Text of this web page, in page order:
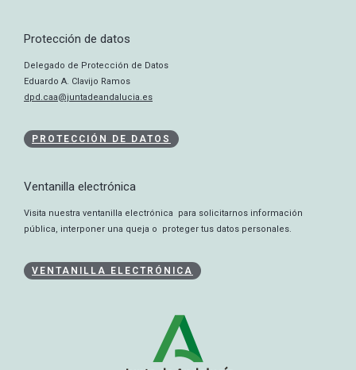
Protección de datos
Delegado de Protección de Datos
Eduardo A. Clavijo Ramos
dpd.caa@juntadeandalucia.es
PROTECCIÓN DE DATOS
Ventanilla electrónica
Visita nuestra ventanilla electrónica para solicitarnos información
pública, interponer una queja o proteger tus datos personales.
VENTANILLA ELECTRÓNICA